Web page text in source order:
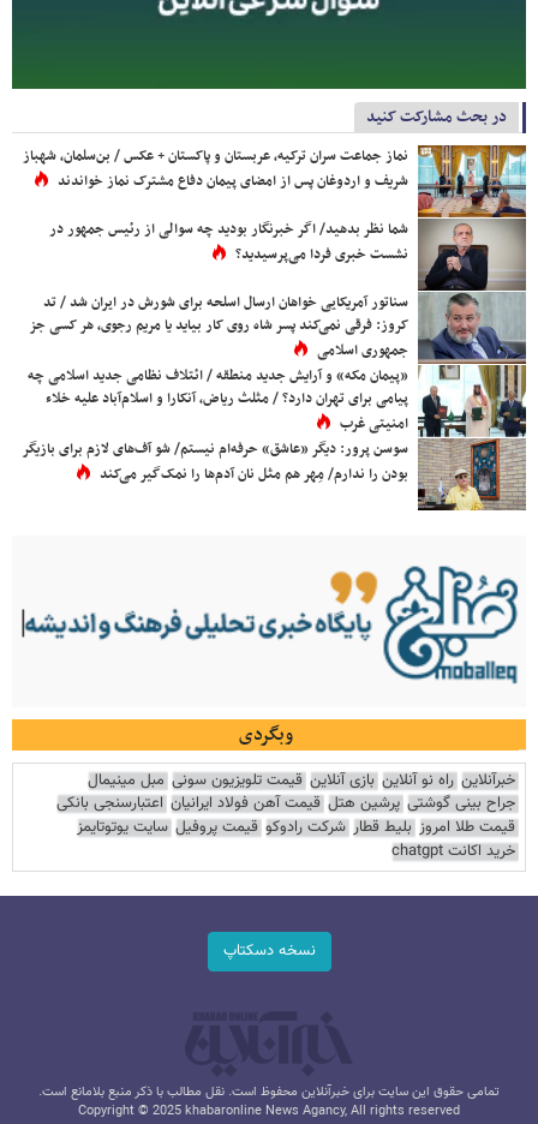
در بحث مشارکت کنید
نماز جماعت سران ترکیه، عربستان و پاکستان + عکس / بن‌سلمان، شهباز
شریف و اردوغان پس از امضای پیمان دفاع مشترک نماز خواندند
شما نظر بدهید/ اگر خبرنگار بودید چه سوالی از رئیس جمهور در
نشست خبری فردا می‌پرسیدید؟
سناتور آمریکایی خواهان ارسال اسلحه برای شورش در ایران شد / تد
کروز: فرقی نمی‌کند پسر شاه روی کار بیاید یا مریم رجوی، هر کسی جز
جمهوری اسلامی
«پیمان مکه» و آرایش جدید منطقه / ائتلاف نظامی جدید اسلامی چه
پیامی برای تهران دارد؟ / مثلث ریاض، آنکارا و اسلام‌آباد علیه خلاء
امنیتی غرب
سوسن پرور: دیگر «عاشق» حرفه‌ام نیستم/ شو آف‌های لازم برای بازیگر
بودن را ندارم/ مِهر هم مثل نان آدم‌ها را نمک‌گیر می‌کند
وبگردی
خبرآنلاین راه نو آنلاین بازی آنلاین قیمت تلویزیون سونی مبل مینیمال
جراح بینی گوشتی پرشین هتل قیمت آهن فولاد ایرانیان اعتبارسنجی بانکی
قیمت طلا امروز بلیط قطار شرکت رادوکو قیمت پروفیل سایت یوتوتایمز
خرید اکانت chatgpt
نسخه دسکتاپ
تمامی حقوق این سایت برای خبرآنلاین محفوظ است. نقل مطالب با ذکر منبع بلامانع است.
Copyright © 2025 khabaronline News Agancy, All rights reserved